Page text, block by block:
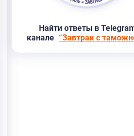
Найти ответы в
канале “Завтрак с